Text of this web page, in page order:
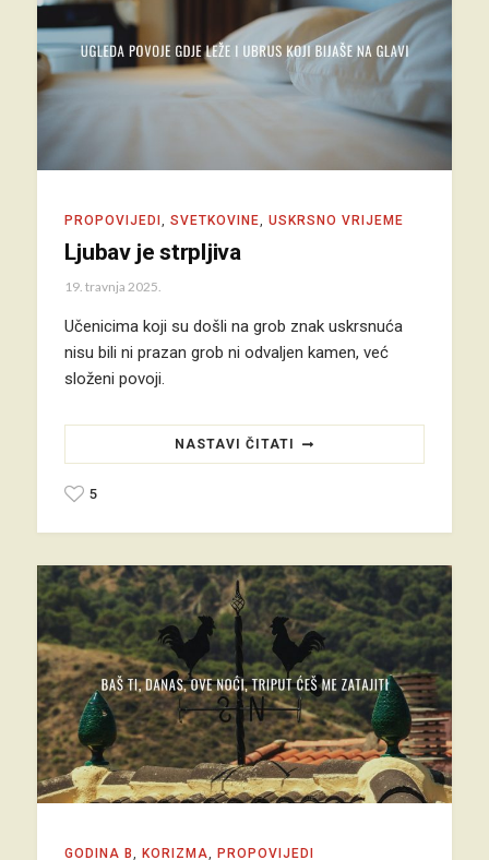
PROPOVIJEDI SVETKOVINE USKRSNO VRIJEME
Ljubav je strpljiva
19. travnja 2025.
Učenicima koji su došli na grob znak uskrsnuća
nisu bili ni prazan grob ni odvaljen kamen, već
složeni povoji.
NASTAVI ČITATI
5
GODINA B, KORIZMA, PROPOVIJEDI